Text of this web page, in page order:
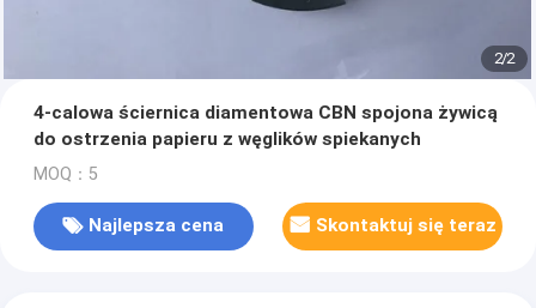
2/2
4-calowa ściernica diamentowa CBN spojona żywicą
do ostrzenia papieru z węglików spiekanych
MOQ：5
Najlepsza cena Skontaktuj się teraz